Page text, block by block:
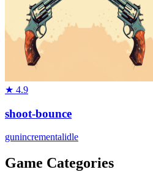
★ 4.9
shoot-bounce
gunincrementalidle
Game Categories